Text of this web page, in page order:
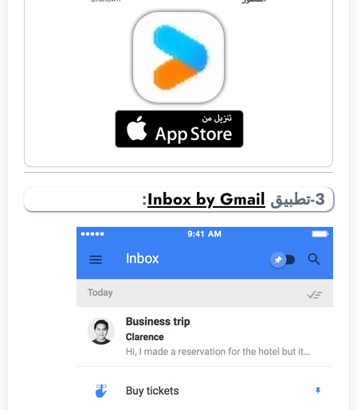
3-تطبيق Inbox by Gmail
: